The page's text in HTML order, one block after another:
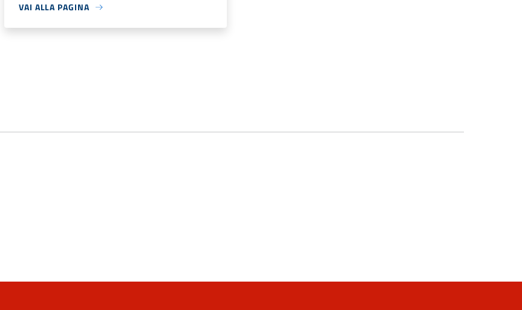
VAI ALLA PAGINA